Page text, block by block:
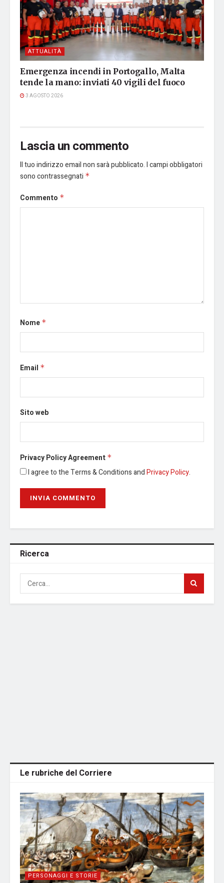
ATTUALITÀ
Emergenza incendi in Portogallo, Malta
tende la mano: inviati 40 vigili del fuoco
3 AGOSTO 2026
Lascia un commento
Il tuo indirizzo email non sarà pubblicato.I campi obbligatori
sono contrassegnati *
Commento *
Nome *
Email *
Sito web
Privacy Policy Agreement *
I agree to the Terms & Conditions andPrivacy Policy.
Ricerca
Le rubriche del Corriere
PERSONAGGI E STORIE